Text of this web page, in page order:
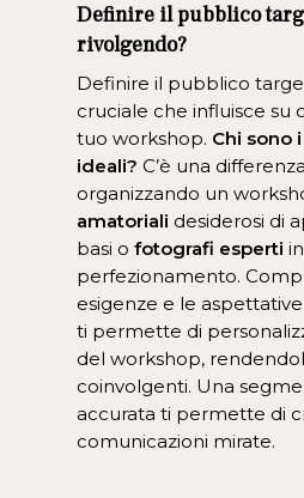
Definire il pubblico
rivolgendo?
Definire il pubblico
cruciale che influisce su
tuo workshop. Chi sono
ideali? C’è una
organizzando un
amatoriali desiderosi di
basi o fotografi esperti
perfezionamento.
esigenze e le
ti permette di
del workshop,
coinvolgenti. Una
accurata ti permette di
comunicazioni mirate.